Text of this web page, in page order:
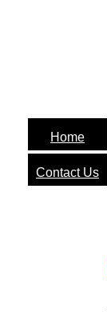
Home
Contact Us